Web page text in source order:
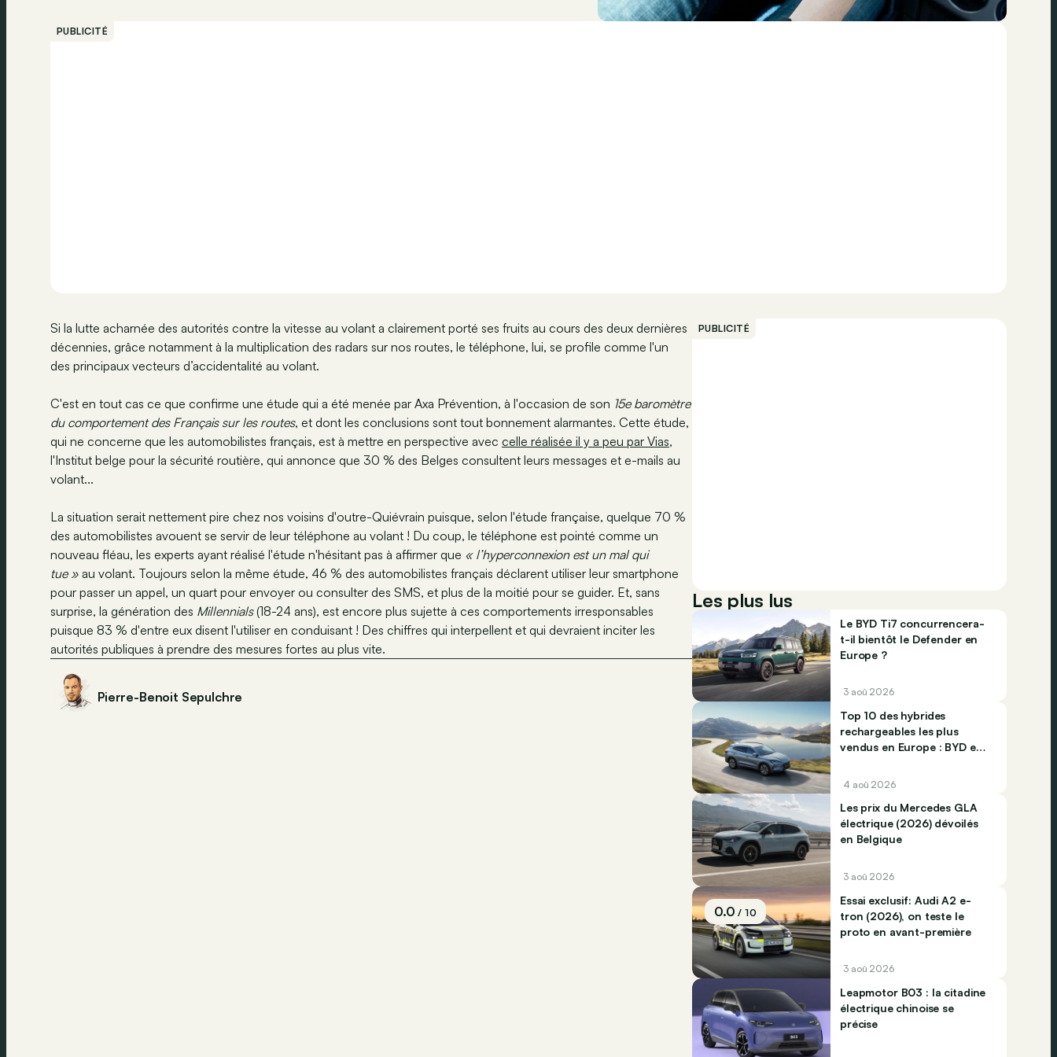
PUBLICITÉ
Si la lutte acharnée des autorités contre la vitesse au volant a clairement porté ses fruits au cours des deux dernières
décennies, grâce notamment à la multiplication des radars sur nos routes, le téléphone, lui, se profile comme l'un
des principaux vecteurs d’accidentalité au volant.
C'est en tout cas ce que confirme une étude qui a été menée par Axa Prévention, à l'occasion de son 15e baromètre
du comportement des Français sur les routes, et dont les conclusions sont tout bonnement alarmantes. Cette étude,
qui ne concerne que les automobilistes français, est à mettre en perspective avec celle réalisée il y a peu par Vias,
l'Institut belge pour la sécurité routière, qui annonce que 30 % des Belges consultent leurs messages et e-mails au
volant...
La situation serait nettement pire chez nos voisins d'outre-Quiévrain puisque, selon l'étude française, quelque 70 %
des automobilistes avouent se servir de leur téléphone au volant ! Du coup, le téléphone est pointé comme un
nouveau fléau, les experts ayant réalisé l'étude n'hésitant pas à affirmer que « l’hyperconnexion est un mal qui
tue » au volant. Toujours selon la même étude, 46 % des automobilistes français déclarent utiliser leur smartphone
pour passer un appel, un quart pour envoyer ou consulter des SMS, et plus de la moitié pour se guider. Et, sans
surprise, la génération des Millennials(18-24 ans), est encore plus sujette à ces comportements irresponsables
puisque 83 % d'entre eux disent l'utiliser en conduisant ! Des chiffres qui interpellent et qui devraient inciter les
autorités publiques à prendre des mesures fortes au plus vite.
Pierre-Benoit Sepulchre
PUBLICITÉ
Les plus lus
Le BYD Ti7 concurrencera-
t-il bientôt le Defender en
Europe ?
3 aoû 2026
Top 10 des hybrides
rechargeables les plus
vendus en Europe : BYD et
4 aoû 2026
Les prix du Mercedes GLA
électrique (2026) dévoilés
en Belgique
3 aoû 2026
0.0/ 10
Essai exclusif: Audi A2 e-
tron (2026), on teste le
proto en avant-première
3 aoû 2026
Leapmotor B03 : la citadine
électrique chinoise se
précise